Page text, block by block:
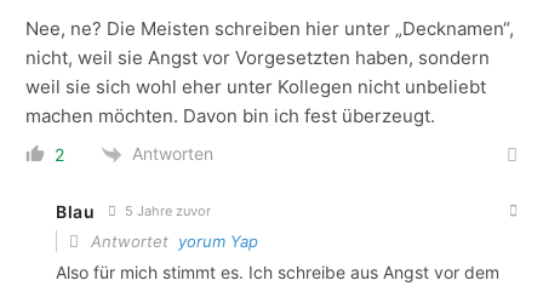
Nee, ne? Die Meisten schreiben hier unter „Decknamen“,
nicht, weil sie Angst vor Vorgesetzten haben, sondern
weil sie sich wohl eher unter Kollegen nicht unbeliebt
machen möchten. Davon bin ich fest überzeugt.
2 Antworten
Blau 5 Jahre zuvor
Antwortet yorum Yap
Also für mich stimmt es. Ich schreibe aus Angst vor dem